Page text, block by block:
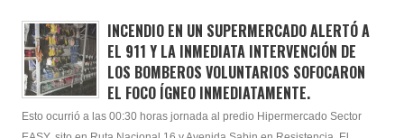
INCENDIO EN UN SUPERMERCADO ALERTÓ A
EL 911 Y LA INMEDIATA INTERVENCIÓN DE
LOS BOMBEROS VOLUNTARIOS SOFOCARON
EL FOCO ÍGNEO INMEDIATAMENTE.
Esto ocurrió a las 00:30 horas jornada al predio Hipermercado Sector